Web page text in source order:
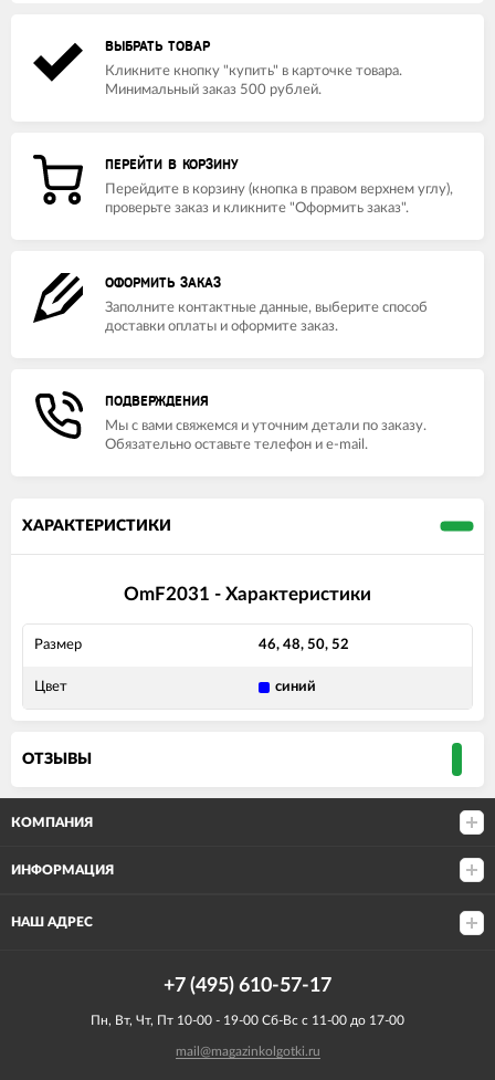
ВЫБРАТЬ ТОВАР
Кликните кнопку "купить" в карточке товара.
Минимальный заказ 500 рублей.
ПЕРЕЙТИ В КОРЗИНУ
Перейдите в корзину (кнопка в правом верхнем углу),
проверьте заказ и кликните "Оформить заказ".
ОФОРМИТЬ ЗАКАЗ
Заполните контактные данные, выберите способ
доставки оплаты и оформите заказ.
ПОДВЕРЖДЕНИЯ
Мы с вами свяжемся и уточним детали по заказу.
Обязательно оставьте телефон и e-mail.
ХАРАКТЕРИСТИКИ
OmF2031 - Характеристики
Размер 46, 48, 50, 52
Цвет синий
ОТЗЫВЫ
КОМПАНИЯ
ИНФОРМАЦИЯ
НАШ АДРЕС
+7 (495) 610-57-17
Пн, Вт, Чт, Пт 10-00 - 19-00 Сб-Вс с 11-00 до 17-00
mail@magazinkolgotki.ru